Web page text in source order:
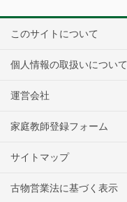
このサイトについて
個人情報の取扱いについて
運営会社
家庭教師登録フォーム
サイトマップ
古物営業法に基づく表示